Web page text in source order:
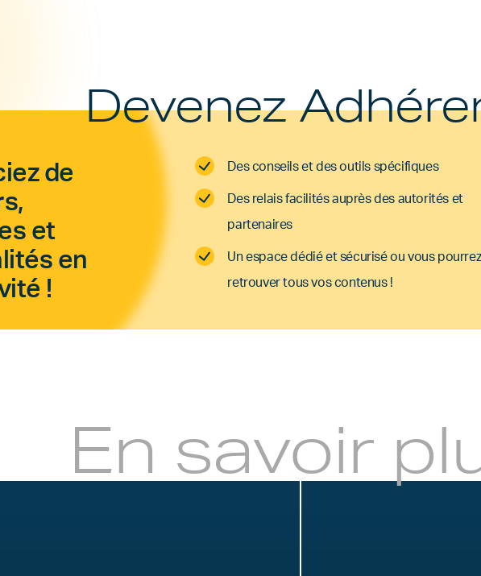
Devenez
de
et
en
!
Des conseils et des outils spécifiques
Des relais facilités auprès des autorités et
partenaires
Un espace dédié et sécurisé ou vous pourrez
retrouver tous vos contenus !
En savoir